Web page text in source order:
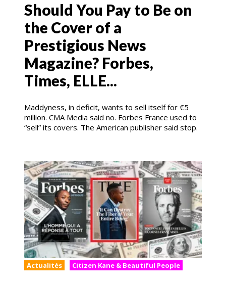
Should You Pay to Be on
the Cover of a
Prestigious News
Magazine? Forbes,
Times, ELLE...
Maddyness, in deficit, wants to sell itself for €5
million. CMA Media said no. Forbes France used to
“sell” its covers. The American publisher said stop.
Actualités Citizen Kane & Beautiful People